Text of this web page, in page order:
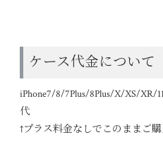
ケース代金について
iPhone7/8/7Plus/8Plus/X/XS/XR/
代
↑プラス料金なしでこのままご購